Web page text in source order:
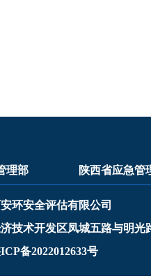
理部 陕西省应急管
环安全评估有限公司
技术开发区凤城五路与明光
备2022012633号